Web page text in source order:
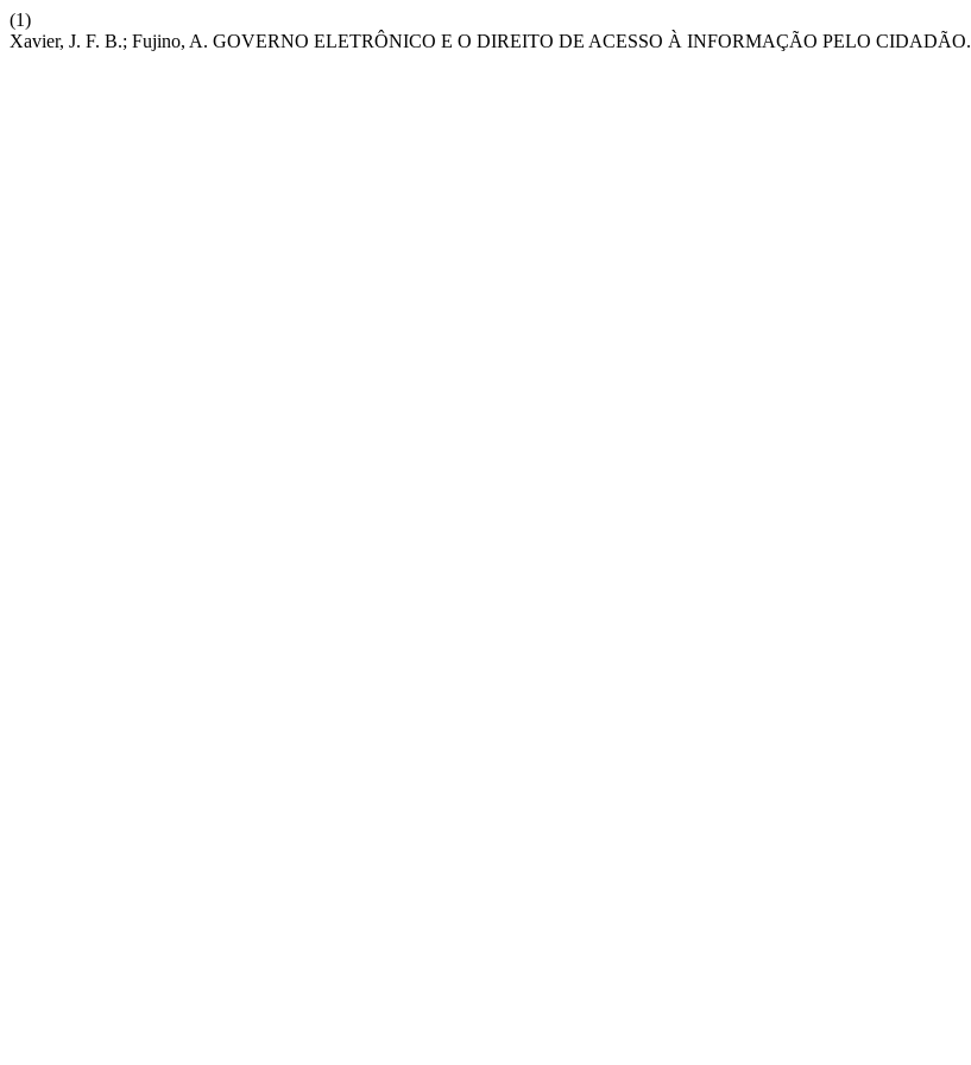
(1)
Xavier, J. F. B.; Fujino, A. GOVERNO ELETRÔNICO E O DIREITO DE ACESSO À INFORMAÇÃO PELO CIDADÃO.